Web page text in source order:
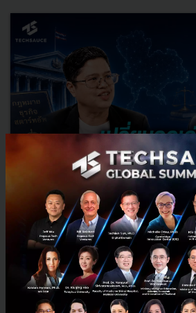
เปลี่ยนกฎเก่า รัฐร่วมถือหุ้น Startup l
จากผู้ให้ทุน สู่ผู้ร่วมถือหุ้น.. NIA กำลังเปลี่ยน
รับอำนาจให้เข้าร่วมทุน ถือหุ้น และจัดตั้งกอ
อัพได้เป็นครั้งแรก แต่ภาครัฐจะเลือกลงทุน...
สิงหาคม 3, 2026| By Techsauce Team